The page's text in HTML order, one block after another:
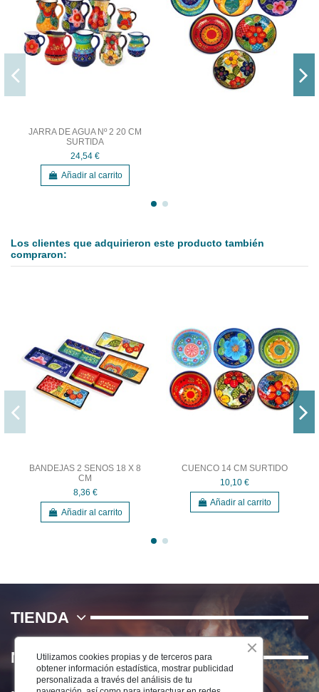
JARRA DE AGUA Nº 2 20 CM
SURTIDA
24,54 €
Añadir al carrito
Los clientes que adquirieron este producto también
compraron:
BANDEJAS 2 SENOS 18 X 8
CM
8,36 €
Añadir al carrito
CUENCO 14 CM SURTIDO
10,10 €
Añadir al carrito
TIENDA
NOSOTROS
Utilizamos cookies propias y de terceros para
obtener información estadística, mostrar publicidad
personalizada a través del análisis de tu